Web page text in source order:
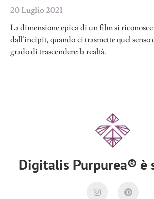
20 Luglio 2021
La dimensione epica di un film si riconosce
dall’incipit, quando ci trasmette quel senso
grado di trascendere la realtà.
Digitalis Purpurea® è